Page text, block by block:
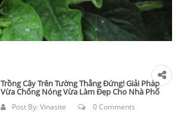
Trồng Cây Trên Tường Thẳng Đứng! Giải Pháp
Vừa Chống Nóng Vừa Làm Đẹp Cho Nhà Phố
Post By: Vinasite 0 Comments